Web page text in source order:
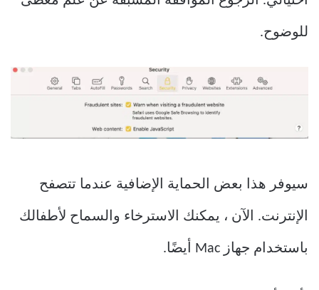
للوضوح.
سيوفر هذا بعض الحماية الإضافية عندما تتصفح
الإنترنت. الآن ، يمكنك الاسترخاء والسماح لأطفالك
باستخدام جهاز Mac أيضًا.